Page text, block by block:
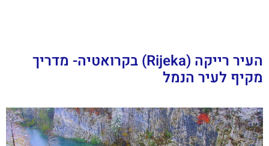
העיר רייקה (Rijeka) בקרואטיה- מדריך
מקיף לעיר הנמל